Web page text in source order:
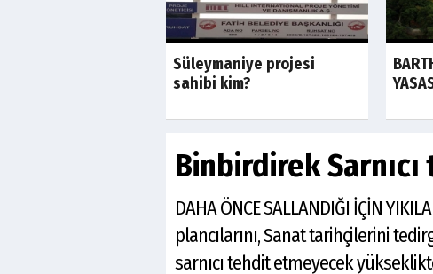
Süleymaniye projesi
sahibi kim?
Binbirdirek
DAHA ÖNCE SALLANDIĞI İÇİN
plancılarını, Sanat tarihçilerini
sarnıcı tehdit etmeyecek